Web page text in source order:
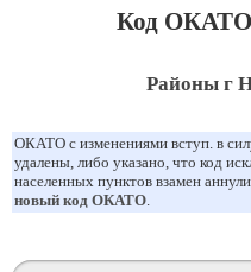
Код ОКАТО
Районы г
ОКАТО с изменениями вступ. в
удалены, либо указано, что код
населенных пунктов взамен
новый код ОКАТО.